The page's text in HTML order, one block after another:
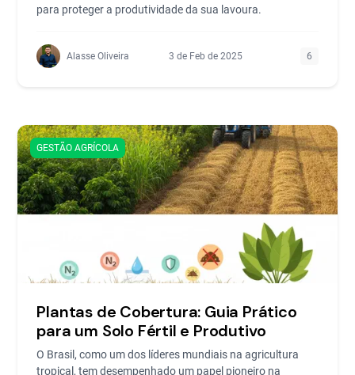
para proteger a produtividade da sua lavoura.
Alasse Oliveira 3 de Feb de 2025 6
GESTÃO AGRÍCOLA
Plantas de Cobertura: Guia Prático
para um Solo Fértil e Produtivo
O Brasil, como um dos líderes mundiais na agricultura
tropical, tem desempenhado um papel pioneiro na